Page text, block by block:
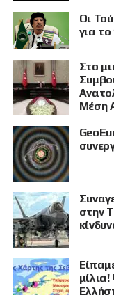
Οι
για
Στο
Μέση
στην